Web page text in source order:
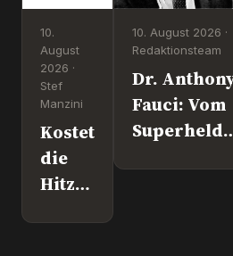
10.
August
2026 ·
Stef
Manzini
Kostet
die
Hitze
10. August 2026 ·
Redaktionsteam
Dr.
Fauci: Vom